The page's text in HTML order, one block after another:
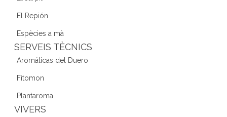
El Repión
Espècies a mà
SERVEIS TÈCNICS
Aromáticas del Duero
Fitomon
Plantaroma
VIVERS